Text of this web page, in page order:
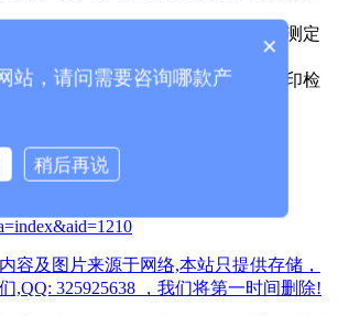
检者摆好体位，选择相应的骨密度测定
描方式，对受检者进行骨密度测量；
数据分析，编写诊断报告，然后打印检
（微信同号）
容及图片来源于网络,本站只提供存储，
,QQ: 325925638 ，我们将第一时间删除!
×
站，请问需要咨询哪款产
稍后再说